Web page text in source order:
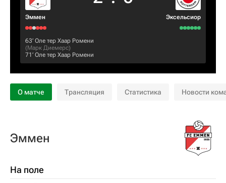
Эммен Эксельсиор
63‎’‎ Оле тер Хаар Ромени
(Марк Диемерс)
71‎’‎ Оле тер Хаар Ромени
О матче Трансляция Статистика Новости
Эммен
На поле